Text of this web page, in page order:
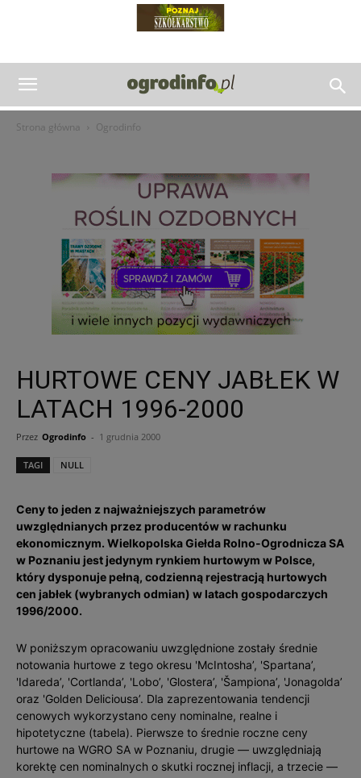
Strona główna Ogrodinfo
HURTOWE CENY JABŁEK W
LATACH 1996-2000
Przez Ogrodinfo - 1 grudnia 2000
TAGI NULL
Ceny to jeden z najważniejszych parametrów
uwzględnianych przez producentów w rachunku
ekonomicznym. Wielkopolska Giełda Rolno-Ogrodnicza SA
w Poznaniu jest jedynym rynkiem hurtowym w Polsce,
który dysponuje pełną, codzienną rejestracją hurtowych
cen jabłek (wybranych odmian) w latach gospodarczych
1996/2000.
W poniższym opracowaniu uwzględnione zostały średnie
notowania hurtowe z tego okresu 'McIntosha’, 'Spartana’,
'Idareda’, 'Cortlanda’, 'Lobo’, 'Glostera’, 'Šampiona’, 'Jonagolda’
oraz 'Golden Deliciousa’. Dla zaprezentowania tendencji
cenowych wykorzystano ceny nominalne, realne i
hipotetyczne (tabela). Pierwsze to średnie roczne ceny
hurtowe na WGRO SA w Poznaniu, drugie — uwzględniają
korektę cen nominalnych o skutki rocznej inflacji, a trzecie —